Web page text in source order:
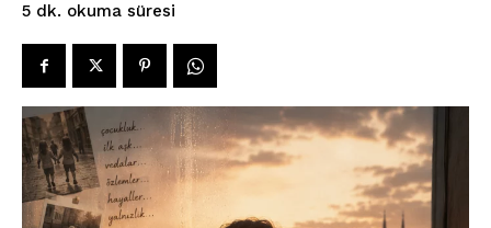
5 dk. okuma süresi